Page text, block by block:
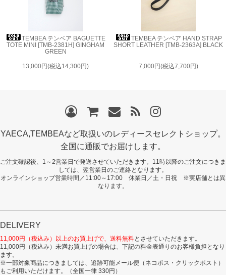
TEMBEA テンベア BAGUETTE
TOTE MINI [TMB-2381H] GINGHAM
GREEN
13,000円(税込14,300円)
TEMBEA テンベア HAND STRAP
SHORT LEATHER [TMB-2363A] BLACK
7,000円(税込7,700円)
YAECA,TEMBEAなど取扱いのレディースセレクトショップ。
全国に通販でお届けします。
ご注文確認後、1～2営業日で発送させていただきます。11時以降のご注文につきま
しては、翌営業日のご連絡となります。
オンラインショップ営業時間／11:00～17:00 休業日／土・日祝 ※実店舗とは異
なります。
DELIVERY
11,000円（税込み）以上のお買上げで、送料無料とさせていただきます。
11,000円（税込み）未満お買上げの場合は、下記の料金表通りのお客様負担となり
ます。
※一部対象商品につきましては、追跡可能メール便（ネコポス・クリックポスト）
もご利用いただけます。（全国一律 330円）